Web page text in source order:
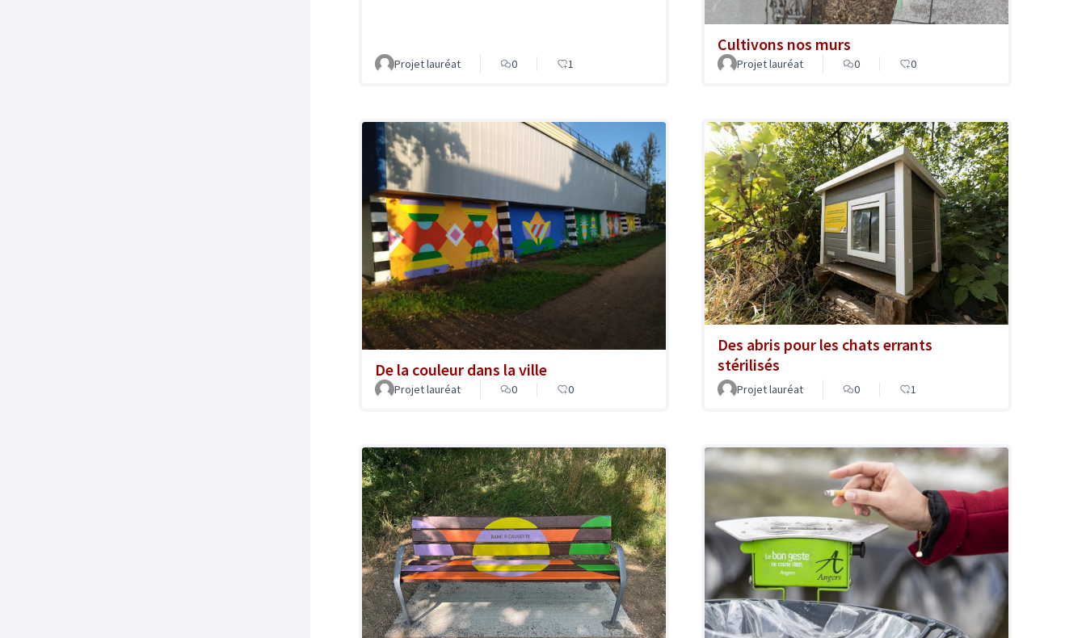
Projet lauréat 0 1
Cultivons nos murs
Projet lauréat 0 0
De la couleur dans la ville
Projet lauréat 0 0
Des abris pour les chats errants
stérilisés
Projet lauréat 0 1